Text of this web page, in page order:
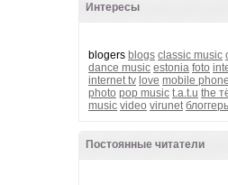
Интересы
blogers blogs classic music
dance music estonia foto
internet tv love mobile
photo pop music t.a.t.u the
music video virunet
Постоянные читатели